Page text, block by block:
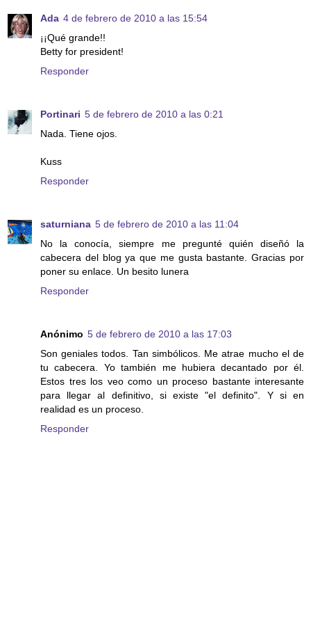
Ada 4 de febrero de 2010 a las 15:54
¡¡Qué grande!!
Betty for president!
Responder
Portinari 5 de febrero de 2010 a las 0:21
Nada. Tiene ojos.
Kuss
Responder
saturniana 5 de febrero de 2010 a las 11:04
No la conocía, siempre me pregunté quién diseñó la
cabecera del blog ya que me gusta bastante. Gracias por
poner su enlace. Un besito lunera
Responder
Anónimo 5 de febrero de 2010 a las 17:03
Son geniales todos. Tan simbólicos. Me atrae mucho el de
tu cabecera. Yo también me hubiera decantado por él.
Estos tres los veo como un proceso bastante interesante
para llegar al definitivo, si existe "el definito". Y si en
realidad es un proceso.
Responder